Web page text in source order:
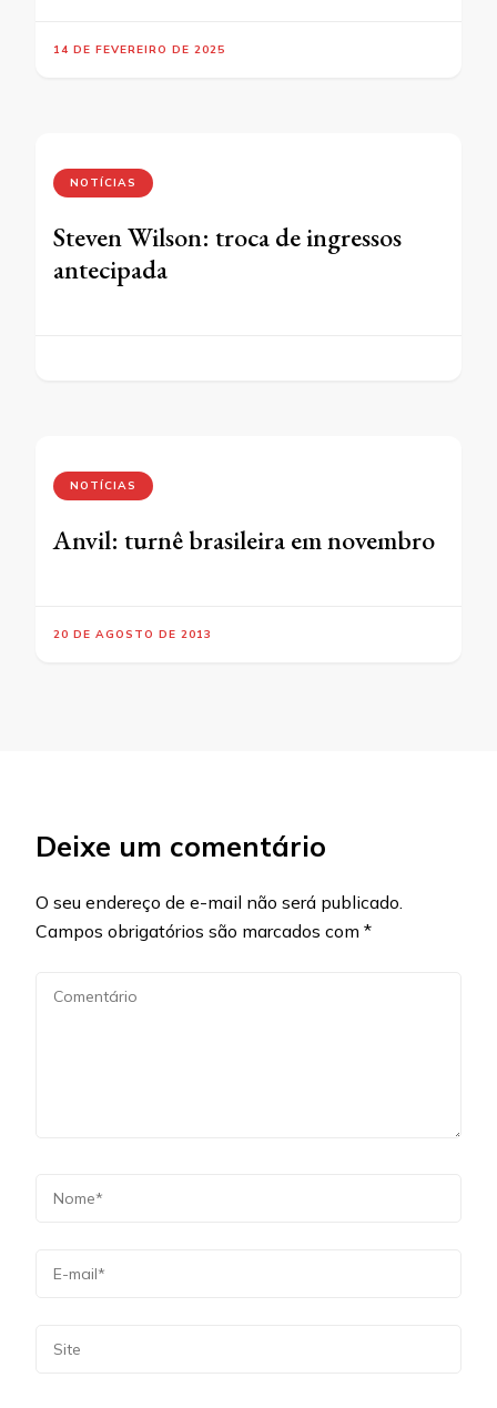
14 DE FEVEREIRO DE 2025
NOTÍCIAS
Steven Wilson: troca de ingressos
antecipada
NOTÍCIAS
Anvil: turnê brasileira em novembro
20 DE AGOSTO DE 2013
Deixe um comentário
O seu endereço de e-mail não será publicado.
Campos obrigatórios são marcados com *